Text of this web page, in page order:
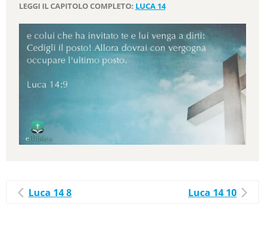
LEGGI IL CAPITOLO COMPLETO: LUCA 14
Luca 14 8 Luca 14 10